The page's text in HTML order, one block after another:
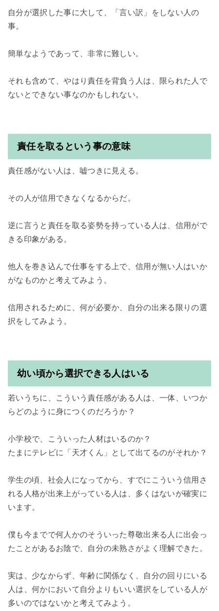
自分が選択した事に大して、「言い訳」をしない人の
事。
簡単なようであって、非常に難しい。
それも含めて、やはり責任を背負う人は、限られた人で
ないとできない事なのかもしれない。
責任を取るという事の意味
責任感がない人は、嘘つきに見える。
その人が信用できなくなるからだ。
逆に言うと責任を取る姿勢を持っている人は、信用がで
きる印象がある。
他人を巻き込んで仕事をする上で、信用が無い人はいか
がなものかと考えてみよう。
信用されるために、何が必要か、自分の出来る限りの選
択をしてみよう。
幼い頃から選択できる人はいる
若いうちに、こういう責任感がある人は、一体、いつか
らどのように身につくのだろうか？
小学校で、こういった人材はいるのか？
たまにテレビに「天才くん」として出てるのがそれか？
学生の頃、社会人になってから、すでにこういう信用さ
れる人格が出来上がっている人は、多くはないが確実に
います。
僕も今までで何人かのそういった尊敬出来る人に出会っ
たことがあるお陰で、自分の未熟さがよく理解できた。
実は、少なからず、年齢に関係なく、自分の回りにいる
人は、何かにおいて自分よりもいい選択をしている人が
多いのではないかと考えてみよう。